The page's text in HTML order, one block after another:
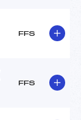
FFS
FFS